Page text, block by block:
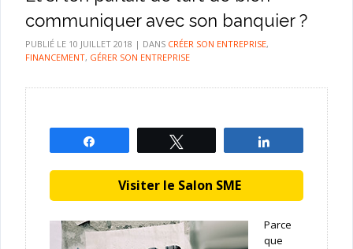
communiquer avec son banquier ?
PUBLIÉ LE 10 JUILLET 2018 | DANS CRÉER SON ENTREPRISE,
FINANCEMENT, GÉRER SON ENTREPRISE
Visiter le Salon SME
Parce
que